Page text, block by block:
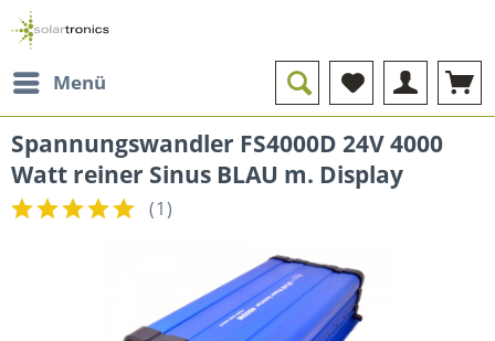
Menü
Spannungswandler FS4000D 24V 4000
Watt reiner Sinus BLAU m. Display
(1)